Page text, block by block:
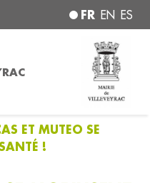
FR EN ES
ET MUTEO SE
!